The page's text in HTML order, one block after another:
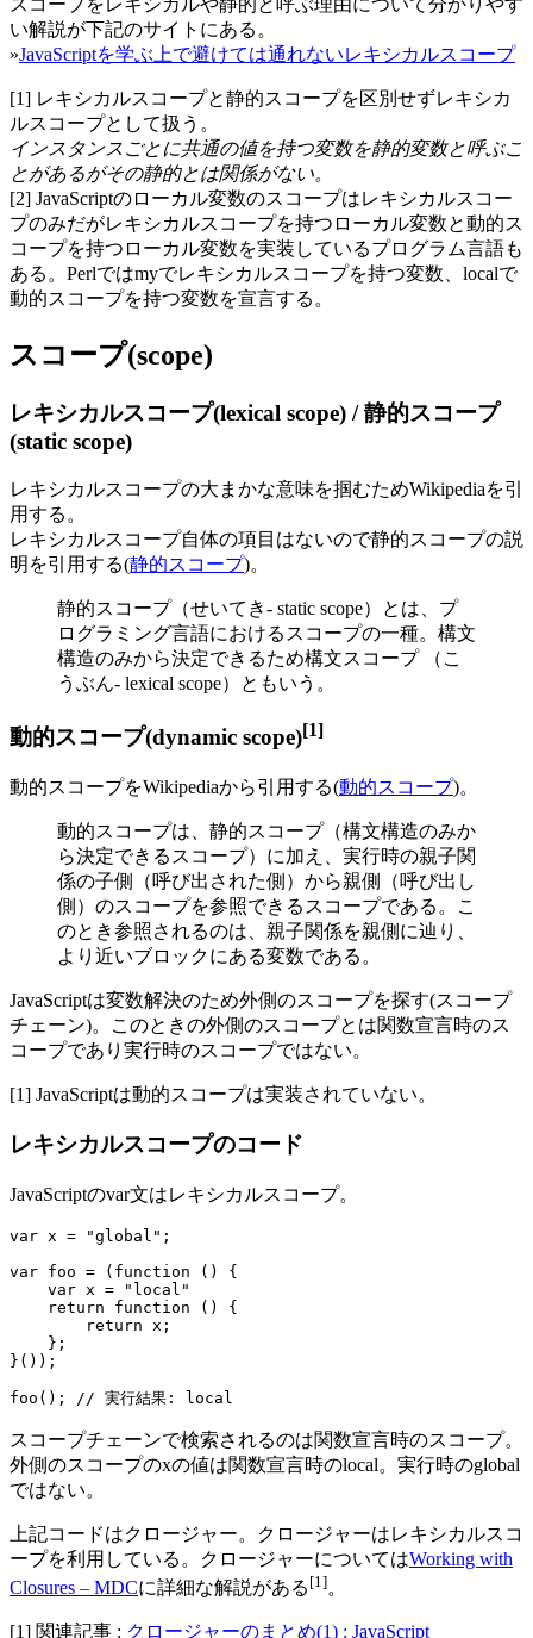
スコープをレキシカルや静的と呼ぶ理由について分かりやす
い解説が下記のサイトにある。
»JavaScriptを学ぶ上で避けては通れないレキシカルスコープ
[1] レキシカルスコープと静的スコープを区別せずレキシカ
ルスコープとして扱う。
インスタンスごとに共通の値を持つ変数を静的変数と呼ぶこ
とがあるがその静的とは関係がない。
[2] JavaScriptのローカル変数のスコープはレキシカルスコー
プのみだがレキシカルスコープを持つローカル変数と動的ス
コープを持つローカル変数を実装しているプログラム言語も
ある。Perlではmyでレキシカルスコープを持つ変数、localで
動的スコープを持つ変数を宣言する。
スコープ(scope)
レキシカルスコープ(lexical scope) / 静的スコープ
(static scope)
レキシカルスコープの大まかな意味を掴むためWikipediaを引
用する。
レキシカルスコープ自体の項目はないので静的スコープの説
明を引用する(静的スコープ)。
静的スコープ（せいてき- static scope）とは、プ
ログラミング言語におけるスコープの一種。構文
構造のみから決定できるため構文スコープ （こ
うぶん- lexical scope）ともいう。
動的スコープ(dynamic scope)[1]
動的スコープをWikipediaから引用する(動的スコープ)。
動的スコープは、静的スコープ（構文構造のみか
ら決定できるスコープ）に加え、実行時の親子関
係の子側（呼び出された側）から親側（呼び出し
側）のスコープを参照できるスコープである。こ
のとき参照されるのは、親子関係を親側に辿り、
より近いブロックにある変数である。
JavaScriptは変数解決のため外側のスコープを探す(スコープ
チェーン)。このときの外側のスコープとは関数宣言時のス
コープであり実行時のスコープではない。
[1] JavaScriptは動的スコープは実装されていない。
レキシカルスコープのコード
JavaScriptのvar文はレキシカルスコープ。
var x = "global";
var foo = (function () {
    var x = "local"
    return function () {
        return x;
    };
}());
スコープチェーンで検索されるのは関数宣言時のスコープ。
外側のスコープのxの値は関数宣言時のlocal。実行時のglobal
ではない。
上記コードはクロージャー。クロージャーはレキシカルスコ
ープを利用している。クロージャーについてはWorking with
Closures – MDCに詳細な解説がある [1]。
[1] 関連記事 : クロージャーのまとめ(1) : JavaScript